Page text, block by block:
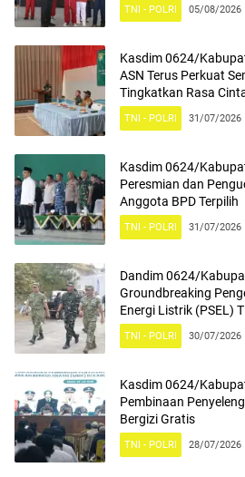
TNI - POLRI 05/08/2026
Kasdim 0624/
ASN Terus Perkuat
Tingkatkan Rasa
Mengamalkan Nilai
TNI - POLRI 31/07/2026
Kasdim 0624/
Peresmian dan
Anggota BPD Terpilih
TNI - POLRI 31/07/2026
Dandim 0624/
Groundbreaking
Energi Listrik (PSEL)
Nangka
TNI - POLRI 30/07/2026
Kasdim 0624/
Pembinaan
Bergizi Gratis
TNI - POLRI 28/07/2026